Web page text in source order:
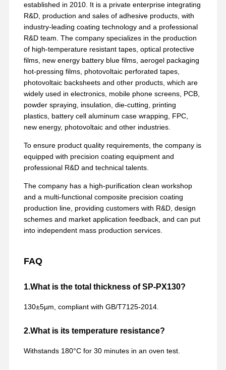
established in 2010. It is a private enterprise integrating
R&D, production and sales of adhesive products, with
industry-leading coating technology and a professional
R&D team. The company specializes in the production
of high-temperature resistant tapes, optical protective
films, new energy battery blue films, aerogel packaging
hot-pressing films, photovoltaic perforated tapes,
photovoltaic backsheets and other products, which are
widely used in electronics, mobile phone screens, PCB,
powder spraying, insulation, die-cutting, printing
plastics, battery cell aluminum case wrapping, FPC,
new energy, photovoltaic and other industries.
To ensure product quality requirements, the company is
equipped with precision coating equipment and
professional R&D and technical talents.
The company has a high-purification clean workshop
and a multi-functional composite precision coating
production line, providing customers with R&D, design
schemes and market application feedback, and can put
into independent mass production services.
FAQ
1.What is the total thickness of SP-PX130?
130±5µm, compliant with GB/T7125-2014.
2.What is its temperature resistance?
Withstands 180°C for 30 minutes in an oven test.